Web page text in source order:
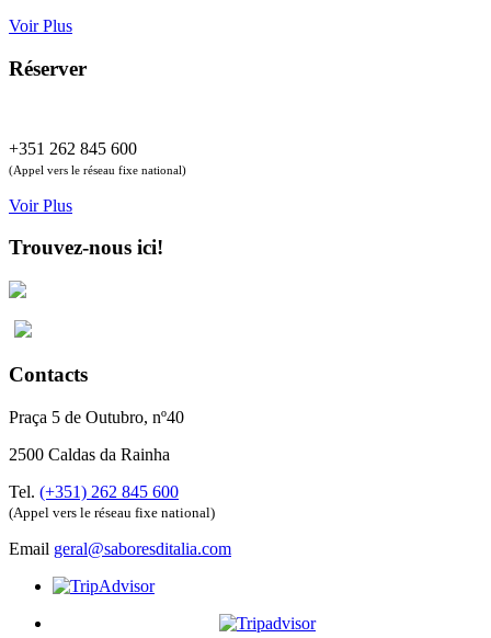
Voir Plus
Réserver
+351 262 845 600
(Appel vers le réseau fixe national)
Voir Plus
Trouvez-nous ici!
Contacts
Praça 5 de Outubro, nº40
2500 Caldas da Rainha
Tel. (+351) 262 845 600
(Appel vers le réseau fixe national)
Email geral@saboresditalia.com